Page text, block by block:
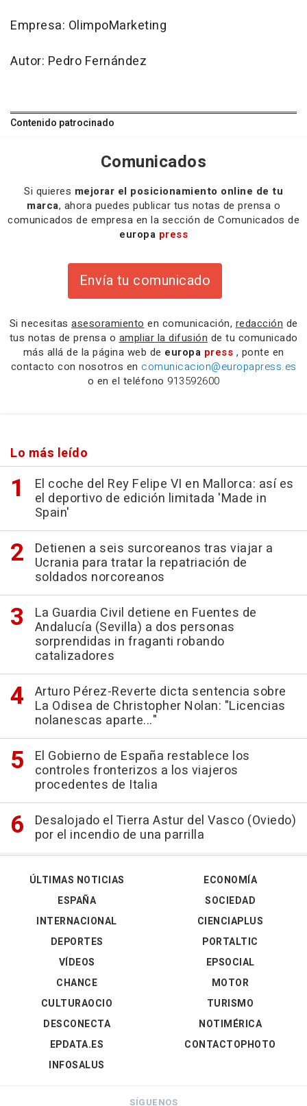
Empresa: OlimpoMarketing
Autor: Pedro Fernández
Contenido patrocinado
Comunicados
Si quieres mejorar el posicionamiento online de tu
marca, ahora puedes publicar tus notas de prensa o
comunicados de empresa en la sección de Comunicados de
europa press
Envía tu comunicado
Si necesitas asesoramiento en comunicación, redacción de
tus notas de prensa o ampliar la difusión de tu comunicado
más allá de la página web de europa press , ponte en
contacto con nosotros en comunicacion@europapress.es
o en el teléfono 913592600
Lo más leído
El coche del Rey Felipe VI en Mallorca: así es
el deportivo de edición limitada 'Made in
Spain'
Detienen a seis surcoreanos tras viajar a
Ucrania para tratar la repatriación de
soldados norcoreanos
La Guardia Civil detiene en Fuentes de
Andalucía (Sevilla) a dos personas
sorprendidas in fraganti robando
catalizadores
Arturo Pérez-Reverte dicta sentencia sobre
La Odisea de Christopher Nolan: "Licencias
nolanescas aparte..."
El Gobierno de España restablece los
controles fronterizos a los viajeros
procedentes de Italia
Desalojado el Tierra Astur del Vasco (Oviedo)
por el incendio de una parrilla
ÚLTIMAS NOTICIAS
ESPAÑA
INTERNACIONAL
DEPORTES
VÍDEOS
ECONOMÍA
SOCIEDAD
CIENCIAPLUS
PORTALTIC
EPSOCIAL
CHANCE
CULTURAOCIO
DESCONECTA
EPDATA.ES
INFOSALUS
MOTOR
TURISMO
NOTIMÉRICA
CONTACTOPHOTO
SÍGUENOS